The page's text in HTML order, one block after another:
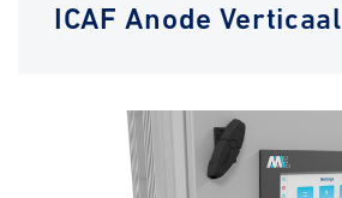
ICAF Anode Verticaal